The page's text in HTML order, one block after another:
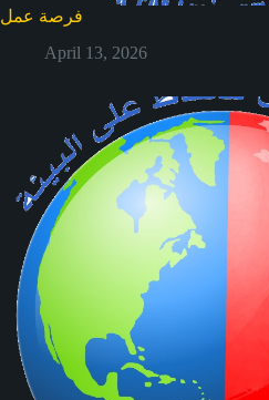
فرصة عمل
April 13, 2026